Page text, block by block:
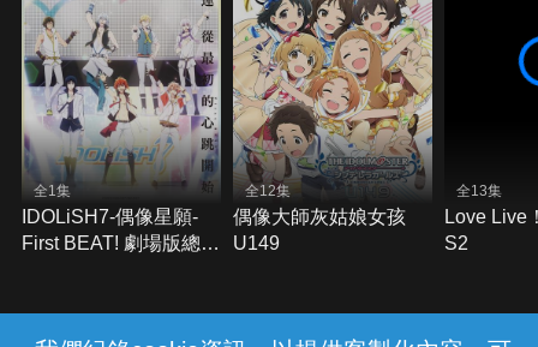
全1集
IDOLiSH7-偶像星願-
First BEAT! 劇場版總集
全12集
偶像大師灰姑娘女孩
U149
全13集
Love Live
S2